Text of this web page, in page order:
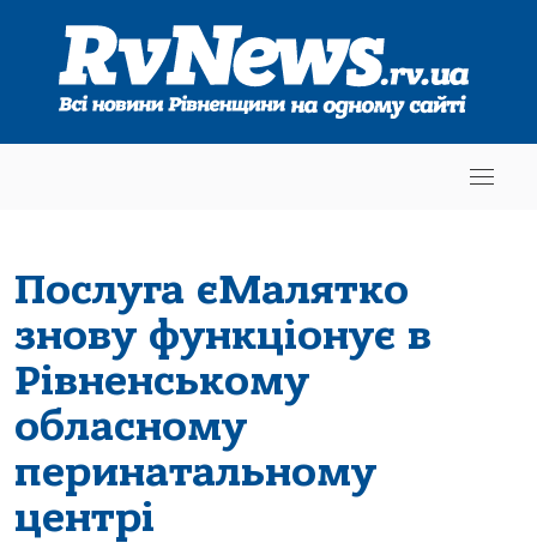
Послуга єМалятко
знову функціонує в
Рівненському
обласному
перинатальному
центрі